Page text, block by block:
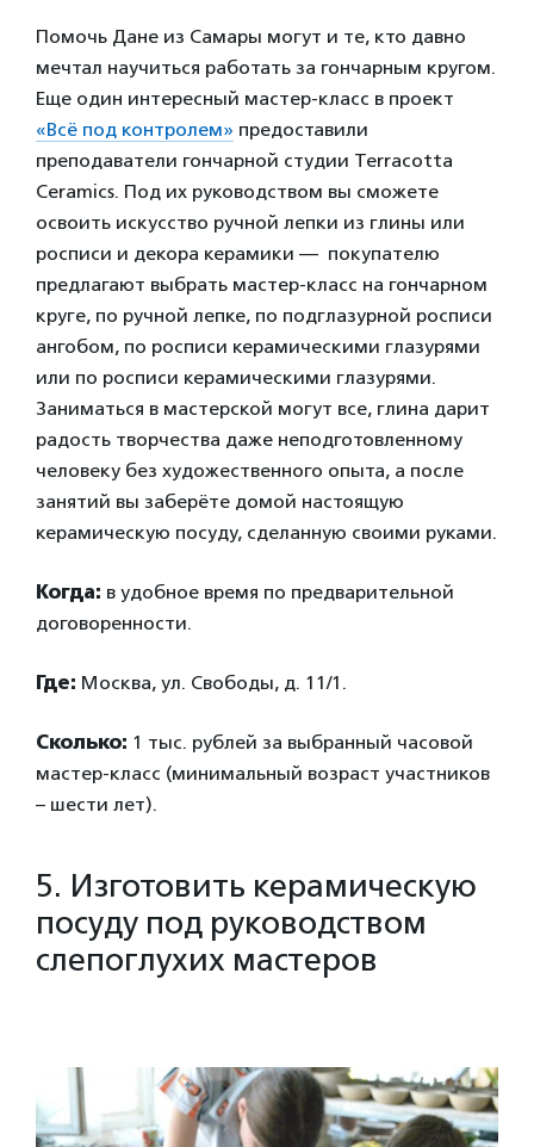
Помочь Дане из Самары могут и те, кто давно
мечтал научиться работать за гончарным кругом.
Еще один интересный мастер-класс в проект
«Всё под контролем» предоставили
преподаватели гончарной студии Terracotta
Ceramics. Под их руководством вы сможете
освоить искусство ручной лепки из глины или
росписи и декора керамики — покупателю
предлагают выбрать мастер-класс на гончарном
круге, по ручной лепке, по подглазурной росписи
ангобом, по росписи керамическими глазурями
или по росписи керамическими глазурями.
Заниматься в мастерской могут все, глина дарит
радость творчества даже неподготовленному
человеку без художественного опыта, а после
занятий вы заберёте домой настоящую
керамическую посуду, сделанную своими руками.
Когда: в удобное время по предварительной
договоренности.
Где: Москва, ул. Свободы, д. 11/1.
Сколько: 1 тыс. рублей за выбранный часовой
мастер-класс (минимальный возраст участников
– шести лет).
5. Изготовить керамическую
посуду под руководством
слепоглухих мастеров